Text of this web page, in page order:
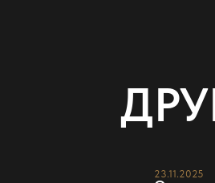
23.11.2025